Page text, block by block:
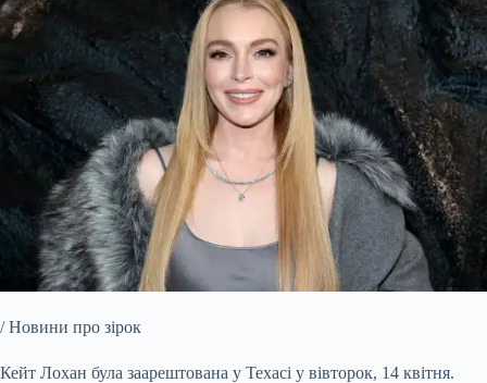
/ Новини про зірок
Кейт Лохан була заарештована у Техасі у вівторок, 14 квітня.